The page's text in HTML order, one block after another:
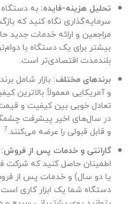
تحلیل هزینه-فایده: به
سرمایه‌گذاری نگاه کنید که
مراجعین و ارائه خدمات
بیشتر برای یک دستگاه با
بلندمدت اقتصادی‌تر است.
برندهای مختلف: بازار شامل
و آمریکایی معمولاً بالاترین
تعادل خوبی بین کیفیت و
در سال‌های اخیر پیشرفت
و قابل قبولی را عرضه می‌کنند.7
گارانتی و خدمات پس از فروش:
اطمینان حاصل کنید که شرکت
یا دو سال) و خدمات پس از فروش بلندمدت
دستگاه شما یک ابزار کاری